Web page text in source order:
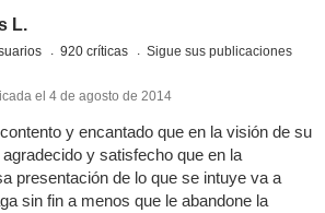
L.
920 críticas Sigue sus publicaciones
el 4 de agosto de 2014
y encantado que en la visión de su
y satisfecho que en la
presentación de lo que se intuye va a
sin fin a menos que le abandone la